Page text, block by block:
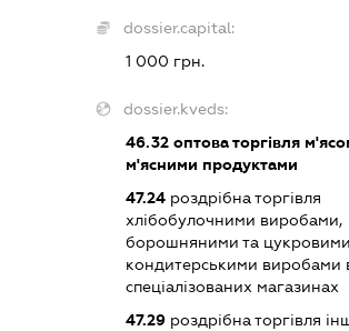
dossier.capital:
1 000 грн.
dossier.kveds:
46.32оптова торгівля
м'ясними продуктами
47.24роздрібна торгівля
хлібобулочними виробами,
борошняними та цукровими
кондитерськими виробами
спеціалізованих магазинах
47.29роздрібна торгівля